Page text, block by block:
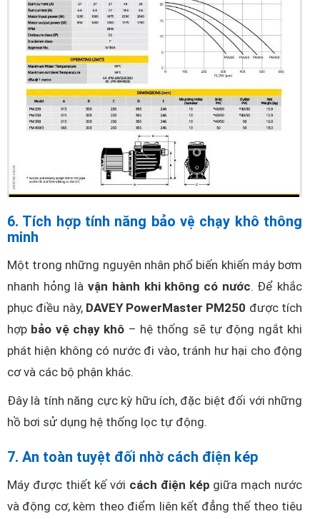
6. Tích hợp tính năng bảo vệ chạy khô thông
minh
Một trong những nguyên nhân phổ biến khiến máy bơm
nhanh hỏng làvận hành khi không có nước. Để khắc
phục điều này, DAVEY PowerMaster PM250 được tích
hợp bảo vệ chạy khô – hệ thống sẽ tự động ngắt khi
phát hiện không có nước đi vào, tránh hư hại cho động
cơ và các bộ phận khác.
Đây là tính năng cực kỳ hữu ích, đặc biệt đối với những
hồ bơi sử dụng hệ thống lọc tự động.
7. An toàn tuyệt đối nhờ cách điện kép
Máy được thiết kế với cách điện kép giữa mạch nước
và động cơ, kèm theo điểm liên kết đẳng thế theo tiêu